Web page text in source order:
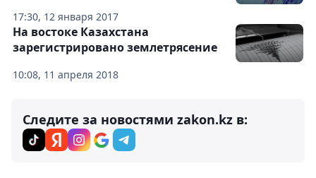
17:30, 12 января 2017
10:08, 11 апреля 2018
На востоке Казахстана
зарегистрировано землетрясение
Следите за новостями zakon.kz в: